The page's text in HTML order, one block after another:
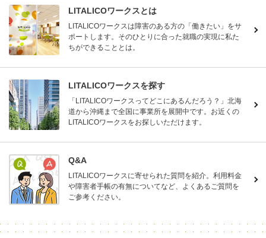
LITALICOワークスとは
LITALICOワークスは障害のある方の「働きたい」をサ
ポートします。そのひとりに合った就職の実現に私た
ちができることとは。
LITALICOワークスを探す
「LITALICOワークスってどこにあるんだろう？」北海
道から沖縄まで全国に事業所を展開中です。お近くの
LITALICOワークスをお探しいただけます。
Q&A
LITALICOワークスに寄せられた質問を紹介。利用料金
や障害者手帳の有無についてなど、よくあるご質問を
ご参考ください。